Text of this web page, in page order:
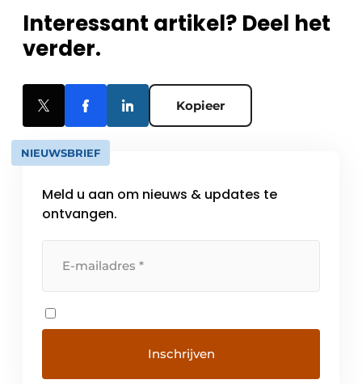
Interessant artikel? Deel het
verder.
Kopieer
NIEUWSBRIEF
Meld u aan om nieuws & updates te
ontvangen.